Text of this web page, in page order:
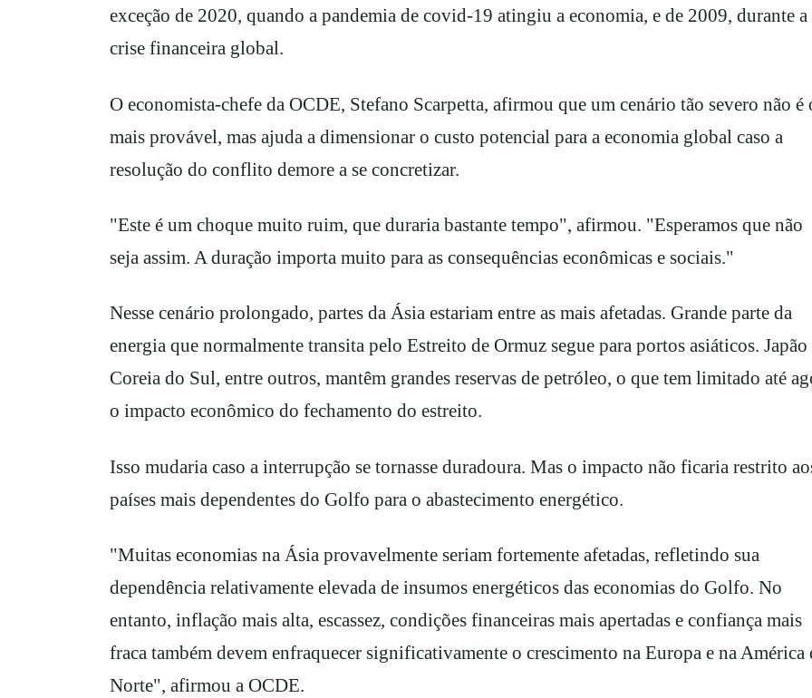
exceção de 2020, quando a pandemia de covid-19 atingiu a economia, e de 2009, durante a
crise financeira global.
O economista-chefe da OCDE, Stefano Scarpetta, afirmou que um cenário tão severo não é
mais provável, mas ajuda a dimensionar o custo potencial para a economia global caso a
resolução do conflito demore a se concretizar.
"Este é um choque muito ruim, que duraria bastante tempo", afirmou. "Esperamos que não
seja assim. A duração importa muito para as consequências econômicas e sociais."
Nesse cenário prolongado, partes da Ásia estariam entre as mais afetadas. Grande parte da
energia que normalmente transita pelo Estreito de Ormuz segue para portos asiáticos. Japão
Coreia do Sul, entre outros, mantêm grandes reservas de petróleo, o que tem limitado até
o impacto econômico do fechamento do estreito.
Isso mudaria caso a interrupção se tornasse duradoura. Mas o impacto não ficaria restrito
países mais dependentes do Golfo para o abastecimento energético.
"Muitas economias na Ásia provavelmente seriam fortemente afetadas, refletindo sua
dependência relativamente elevada de insumos energéticos das economias do Golfo. No
entanto, inflação mais alta, escassez, condições financeiras mais apertadas e confiança mais
fraca também devem enfraquecer significativamente o crescimento na Europa e na América
Norte", afirmou a OCDE.